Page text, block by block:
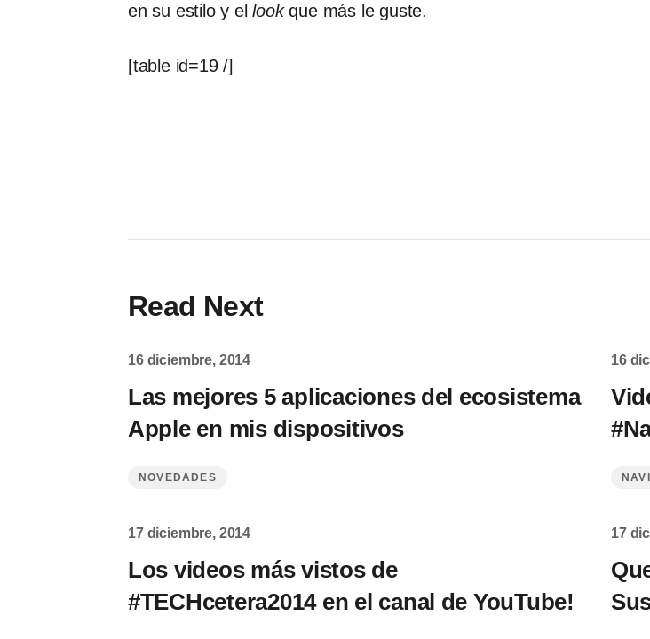
en su estilo y ellookque más le guste.
[table id=19 /]
Read Next
16 diciembre, 2014
Las mejores 5 aplicaciones del ecosistema
Apple en mis dispositivos
NOVEDADES
16
17 diciembre, 2014
Los videos más vistos de
#TECHcetera2014 en el canal de YouTube!
17